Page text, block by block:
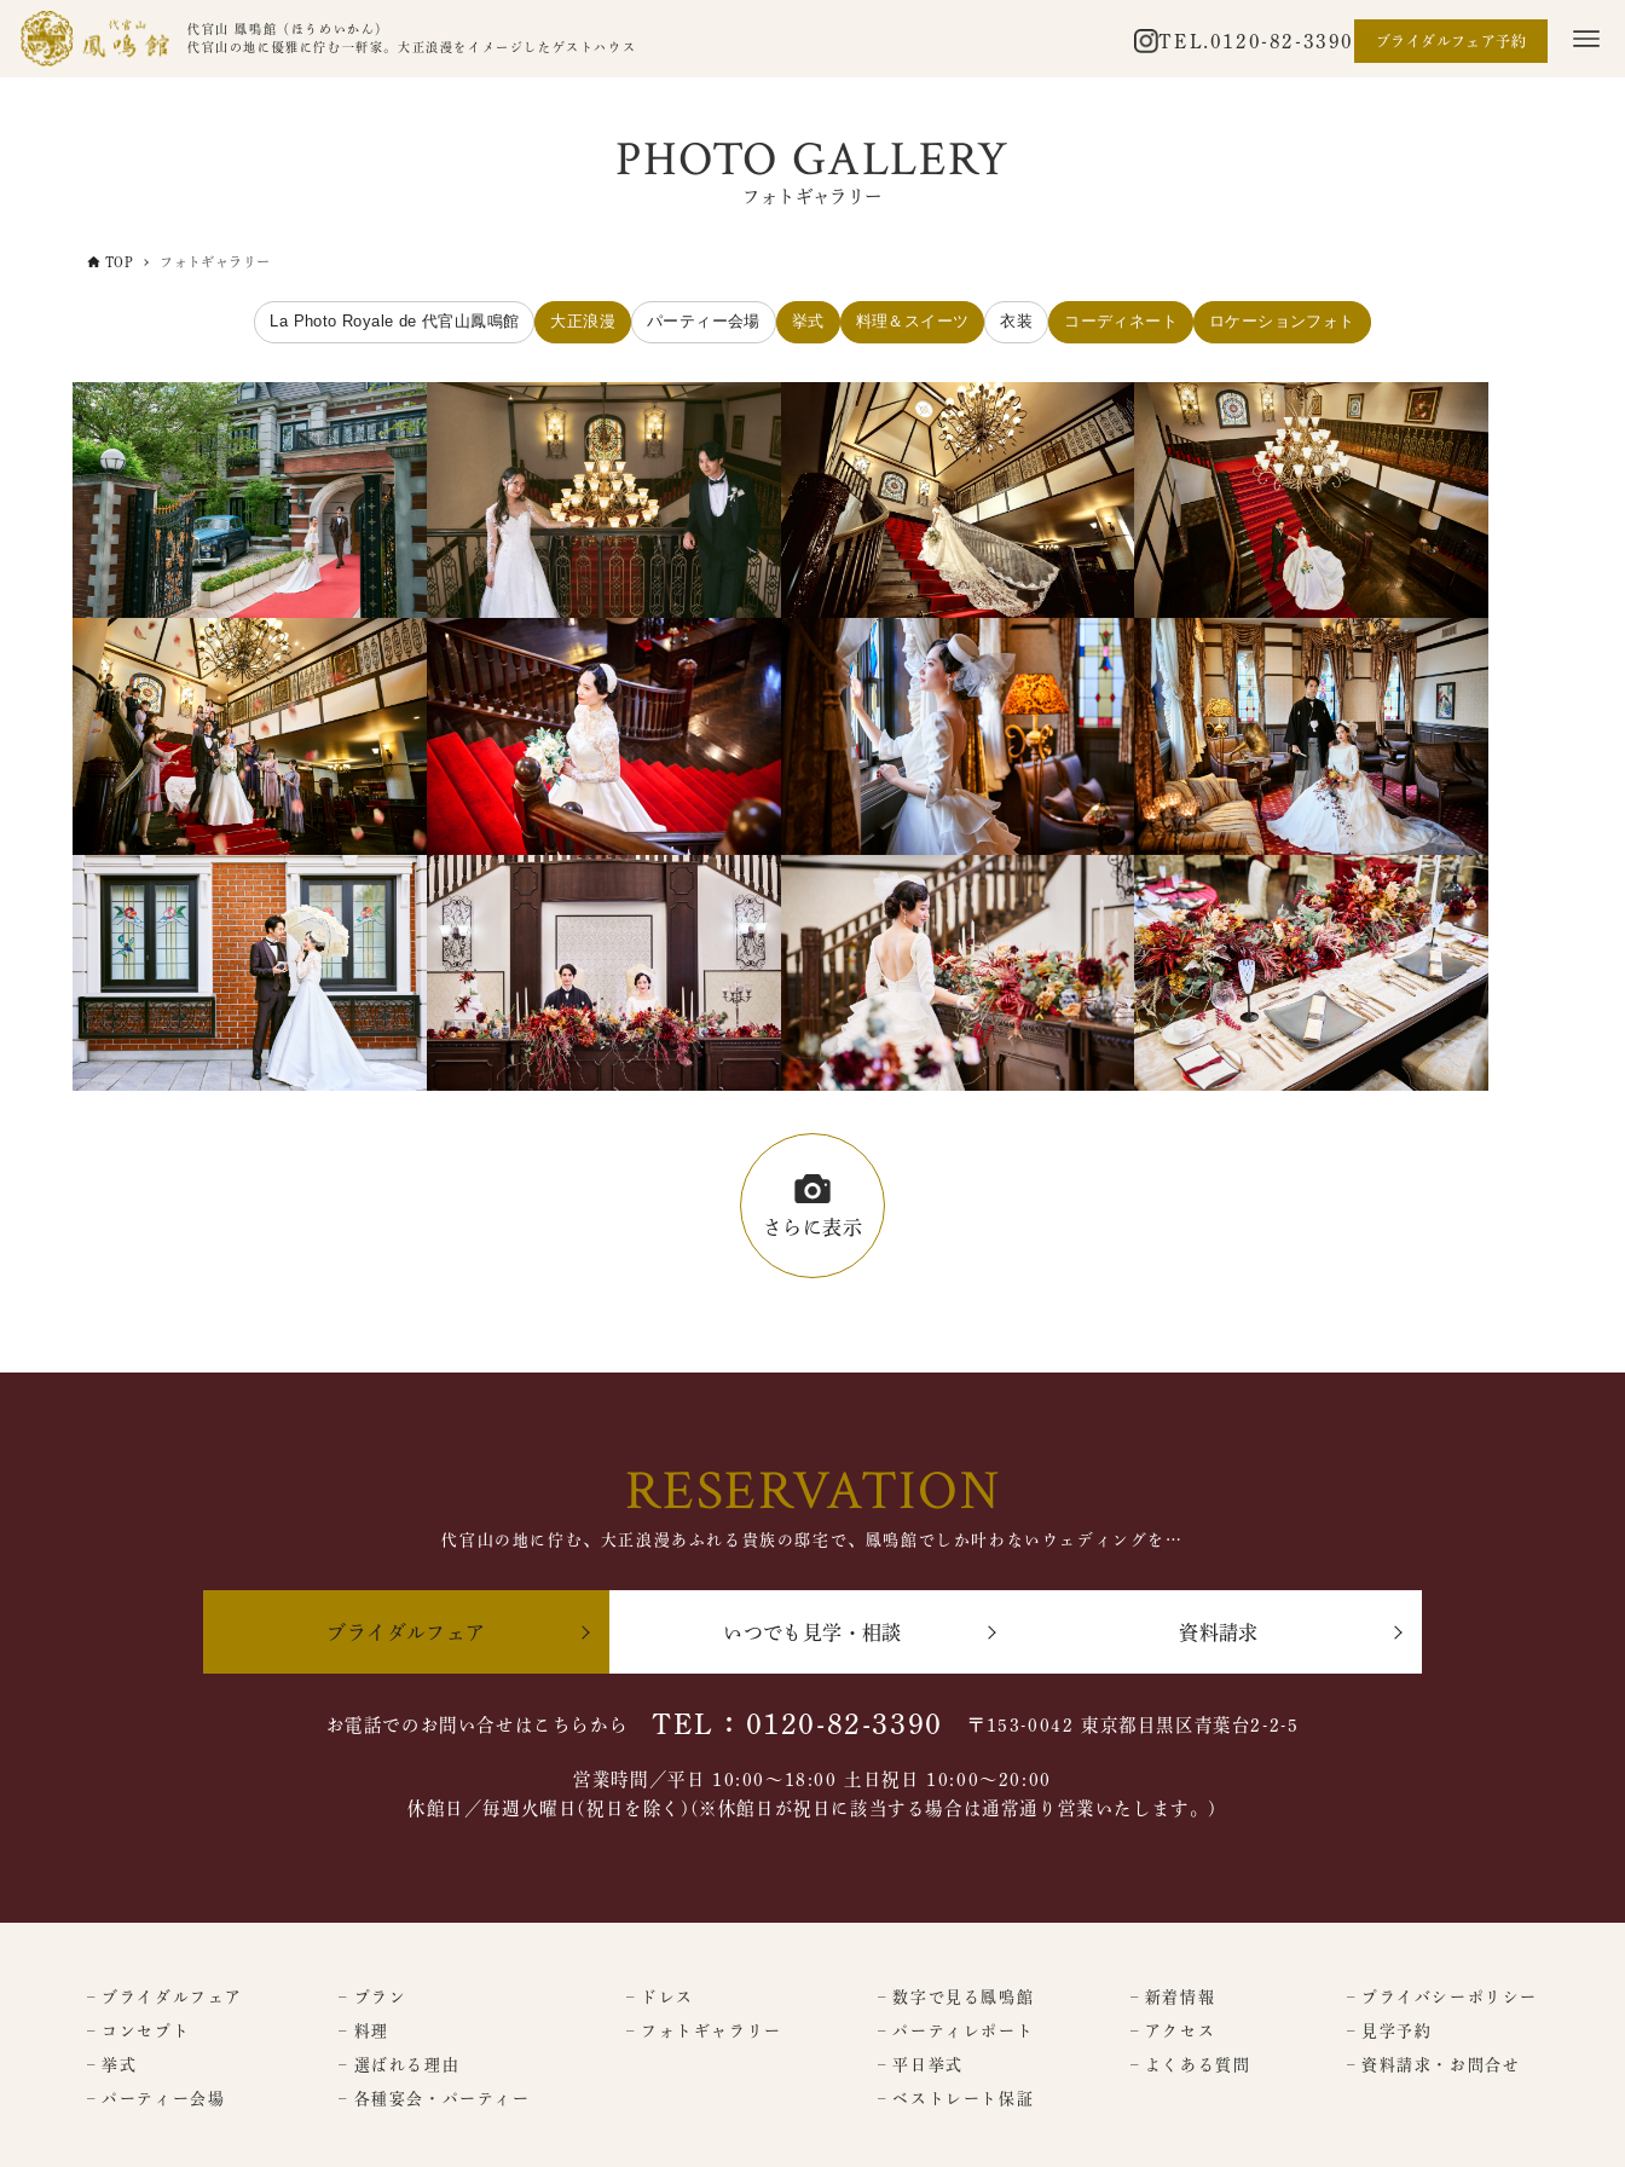
代官山 鳳鳴館（ほうめいかん）
代官山の地に優雅に佇む一軒家。大正浪漫をイメージしたゲストハウス
TEL. 0120-82-3390 ブライダルフェア予約
PHOTO GALLERY
フォトギャラリー
TOP フォトギャラリー
La Photo Royale de 代官山鳳鳴館 大正浪漫 パーティー会場 挙式 料理＆スイーツ 衣装 コーディネート ロケーションフォト
さらに表示
RESERVATION
代官山の地に佇む、大正浪漫あふれる貴族の邸宅で、鳳鳴館でしか叶わないウェディングを…
ブライダルフェア いつでも見学・相談 資料請求
お電話でのお問い合せはこちらから TEL：0120-82-3390 〒153-0042 東京都目黒区青葉台2-2-5
営業時間／平日 10:00～18:00 土日祝日 10:00〜20:00
休館日／毎週火曜日(祝日を除く)(※休館日が祝日に該当する場合は通常通り営業いたします。)
– ブライダルフェア
– コンセプト
– 挙式
– パーティー会場
– プラン
– 料理
– 選ばれる理由
– 各種宴会・パーティー
– ドレス
– フォトギャラリー
– 数字で見る鳳鳴館
– パーティレポート
– 平日挙式
– ベストレート保証
– 新着情報
– アクセス
– よくある質問
– プライバシーポリシー
– 見学予約
– 資料請求・お問合せ